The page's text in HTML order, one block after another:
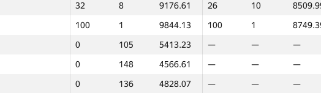
32 8 9176.61 26 10
100 1 9844.13 100 1
0 105 5413.23 — — —
0 148 4566.61 — — —
0 136 4828.07 — — —
1 2
GP30 O‘rin Ballar GP30 O‘rin Ballar
0 298 3246.87 — — —
0 137 4823.46 — — —
0 145 4632.68 — — —